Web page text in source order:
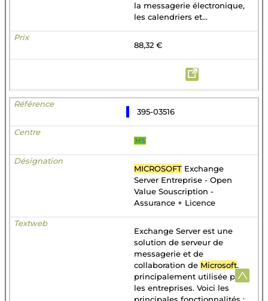
la messagerie électronique,
les calendriers et...
88,32 €
395-03516
MS
MICROSOFT Exchange
Server Entreprise - Open
Value Souscription -
Assurance + Licence
Exchange Server est une
solution de serveur de
messagerie et de
collaboration de Microsoft,
principalement utilisée par
les entreprises. Voici les